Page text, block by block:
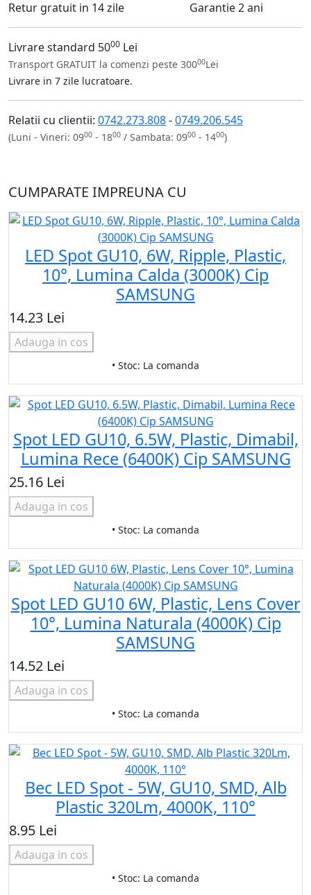
Retur gratuit in 14 zile Garantie 2 ani
Livrare standard 5000 Lei
Transport GRATUIT la comenzi peste 30000Lei
Livrare in 7 zile lucratoare.
Relatii cu clientii: 0742.273.808-0749.206.545
(Luni - Vineri: 0900 - 1800 / Sambata: 0900 - 1400)
CUMPARATE IMPREUNA CU
LED Spot GU10, 6W, Ripple, Plastic,
10°, Lumina Calda (3000K) Cip
SAMSUNG
14.23 Lei
Adauga in cos
• Stoc: La comanda
Spot LED GU10, 6.5W, Plastic, Dimabil,
Lumina Rece (6400K) Cip SAMSUNG
25.16 Lei
Adauga in cos
• Stoc: La comanda
Spot LED GU10 6W, Plastic, Lens Cover
10°, Lumina Naturala (4000K) Cip
SAMSUNG
14.52 Lei
Adauga in cos
• Stoc: La comanda
Bec LED Spot - 5W, GU10, SMD, Alb
Plastic 320Lm, 4000K, 110°
8.95 Lei
Adauga in cos
• Stoc: La comanda